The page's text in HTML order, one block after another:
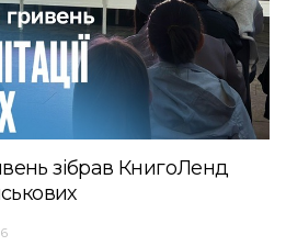
зібрав КнигоЛенд